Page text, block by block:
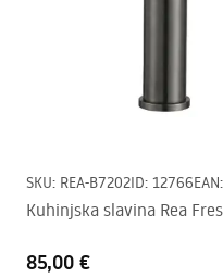
SKU: REA-B7202ID: 12766EAN:
Kuhinjska slavina Rea
85,00 €